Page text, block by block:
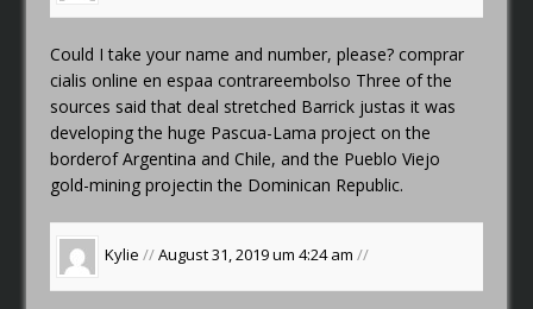
Could I take your name and number, please?comprar
cialis online en espaa contrareembolso Three of the
sources said that deal stretched Barrick justas it was
developing the huge Pascua-Lama project on the
borderof Argentina and Chile, and the Pueblo Viejo
gold-mining projectin the Dominican Republic.
Kylie //August 31, 2019 um 4:24 am//